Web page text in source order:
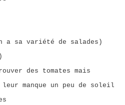
a sa variété de salades)
des tomates mais
manque un peu de soleil